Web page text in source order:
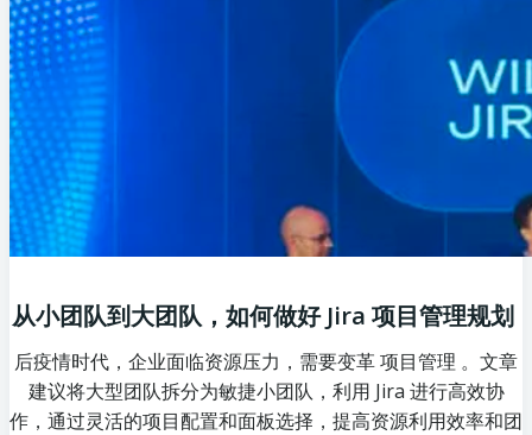
从小团队到大团队，如何做好 Jira 项目管理规划
后疫情时代，企业面临资源压力，需要变革 项目管理 。文章
建议将大型团队拆分为敏捷小团队，利用 Jira 进行高效协
作，通过灵活的项目配置和面板选择，提高资源利用效率和团